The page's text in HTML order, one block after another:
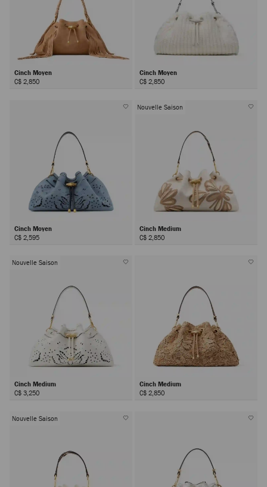
Cinch Moyen
C$ 2,850
Cinch Moyen
C$ 2,850
Cinch Moyen
C$ 2,595
Nouvelle Saison
Cinch Medium
C$ 2,850
Nouvelle Saison
Cinch Medium
C$ 3,250
Cinch Medium
C$ 2,850
Nouvelle Saison